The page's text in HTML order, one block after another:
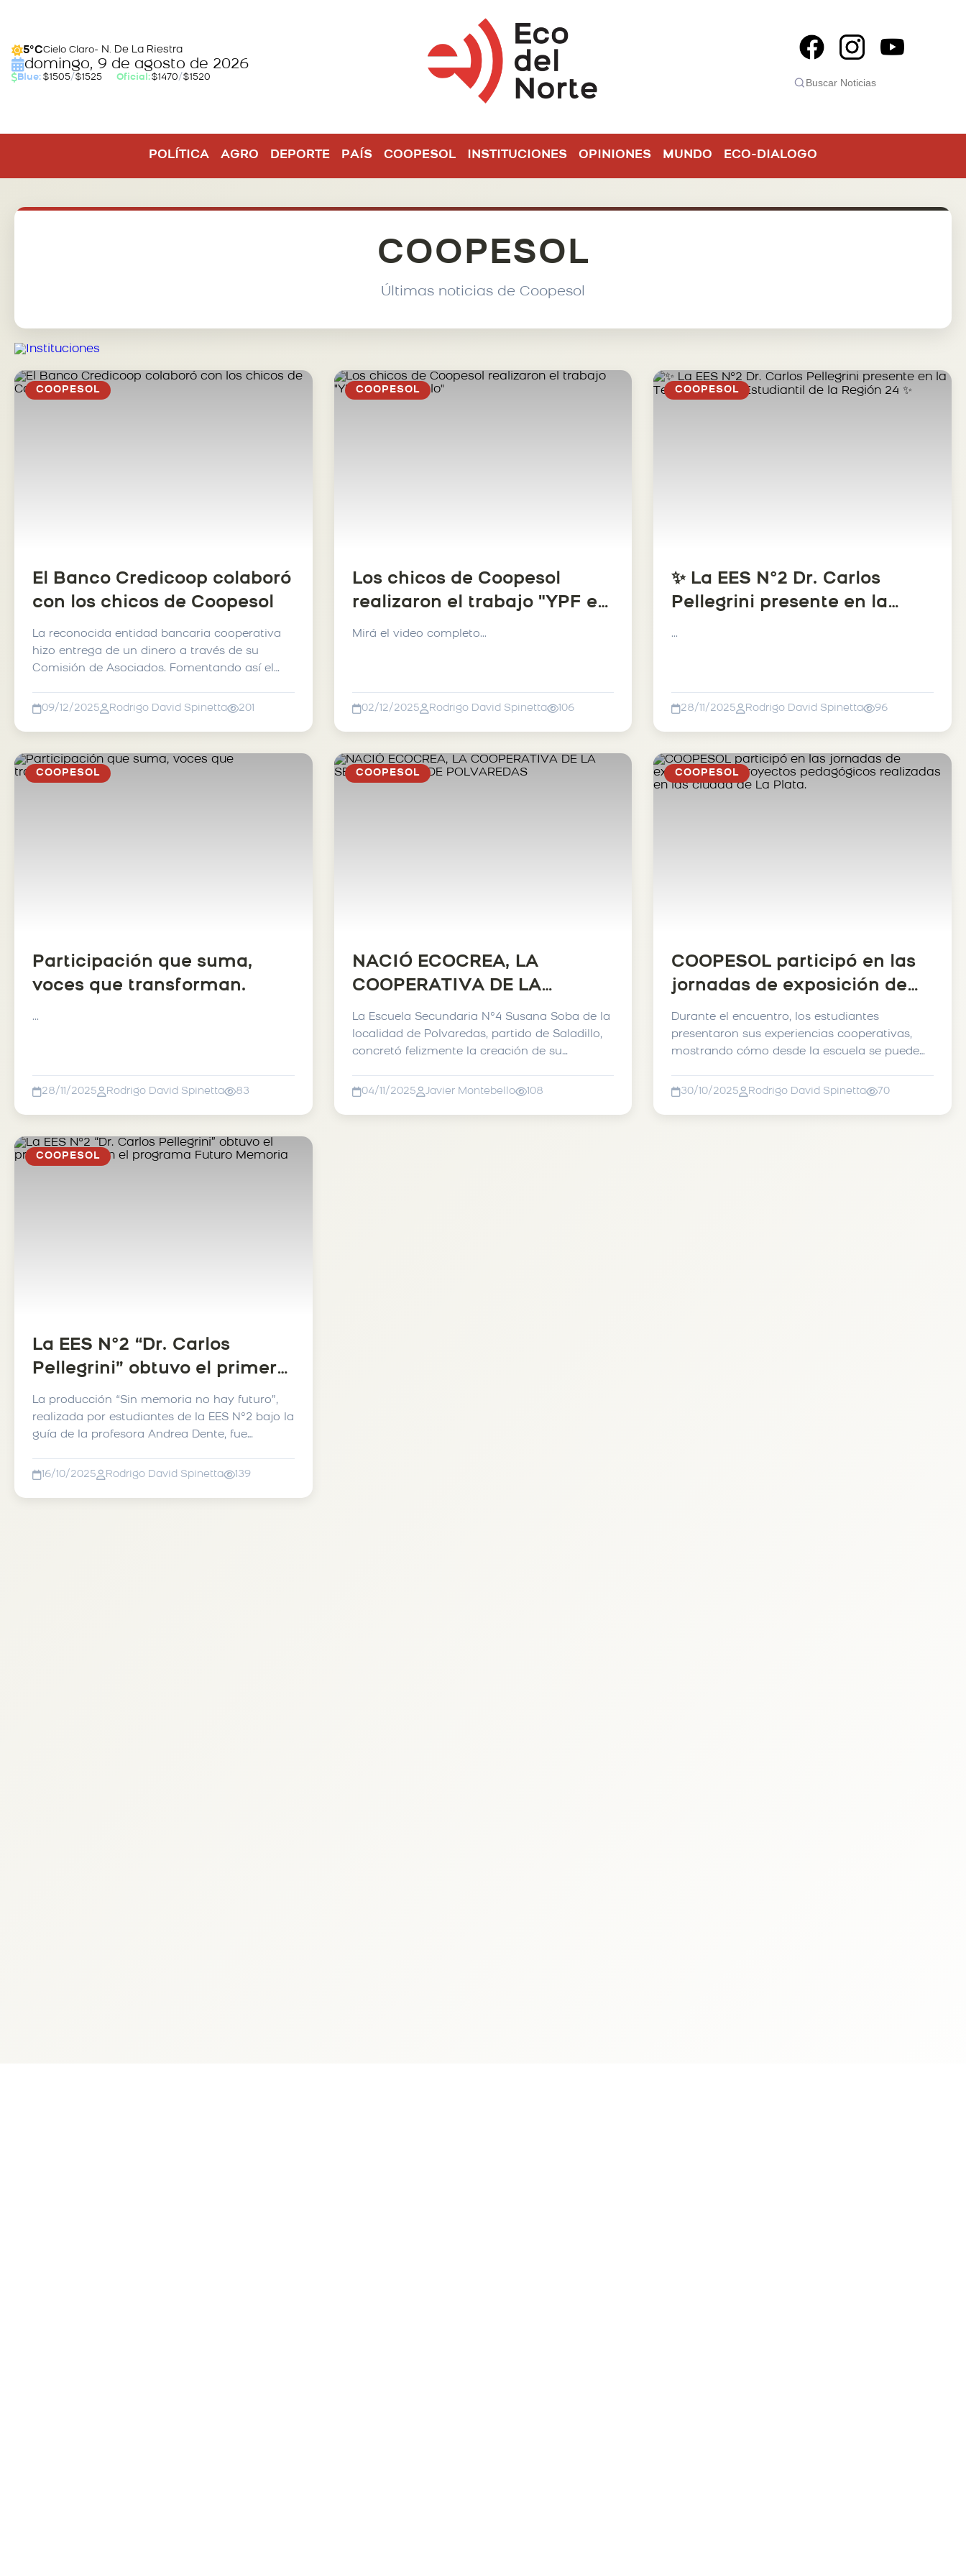
5°CCielo Claro- N. De La Riestra
domingo, 9 de agosto de 2026
Blue: $1505/$1525 Oficial:$1470/$1520
POLÍTICA AGRO DEPORTE PAÍS COOPESOL INSTITUCIONES OPINIONES MUNDO ECO-DIALOGO
COOPESOL
Últimas noticias de Coopesol
COOPESOL
El Banco Credicoop colaboró
con los chicos de Coopesol
La reconocida entidad bancaria cooperativa
hizo entrega de un dinero a través de su
Comisión de Asociados. Fomentando así el
09/12/2025 Rodrigo David Spinetta 201
COOPESOL
Los chicos de Coopesol
realizaron el trabajo "YPF en
mi pueblo"
Mirá el video completo...
02/12/2025 Rodrigo David Spinetta 106
COOPESOL
✨ La EES N°2 Dr. Carlos
Pellegrini presente en la
...
28/11/2025 Rodrigo David Spinetta 96
COOPESOL
Participación que suma,
voces que transforman.
...
28/11/2025 Rodrigo David Spinetta 83
COOPESOL
NACIÓ ECOCREA, LA
COOPERATIVA DE LA
SECUNDARIA 4 DE
POLVAREDAS
La Escuela Secundaria N°4 Susana Soba de la
localidad de Polvaredas, partido de Saladillo,
concretó felizmente la creación de su
04/11/2025 Javier Montebello 108
COOPESOL
COOPESOL participó en las
jornadas de exposición de
proyectos pedagógicos
realizadas en las ciudad de
La Plata.
Durante el encuentro, los estudiantes
presentaron sus experiencias cooperativas,
mostrando cómo desde la escuela se puede
30/10/2025 Rodrigo David Spinetta 70
COOPESOL
La EES N°2 “Dr. Carlos
Pellegrini” obtuvo el primer
puesto en el programa
Futuro Memoria
La producción “Sin memoria no hay futuro”,
realizada por estudiantes de la EES N°2 bajo la
guía de la profesora Andrea Dente, fue
16/10/2025 Rodrigo David Spinetta 139